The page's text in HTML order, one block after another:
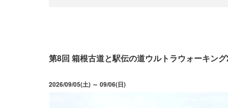
第8回 箱根古道と駅伝の道ウルトラウォーキン
2026/09/05(土) ～ 09/06(日)